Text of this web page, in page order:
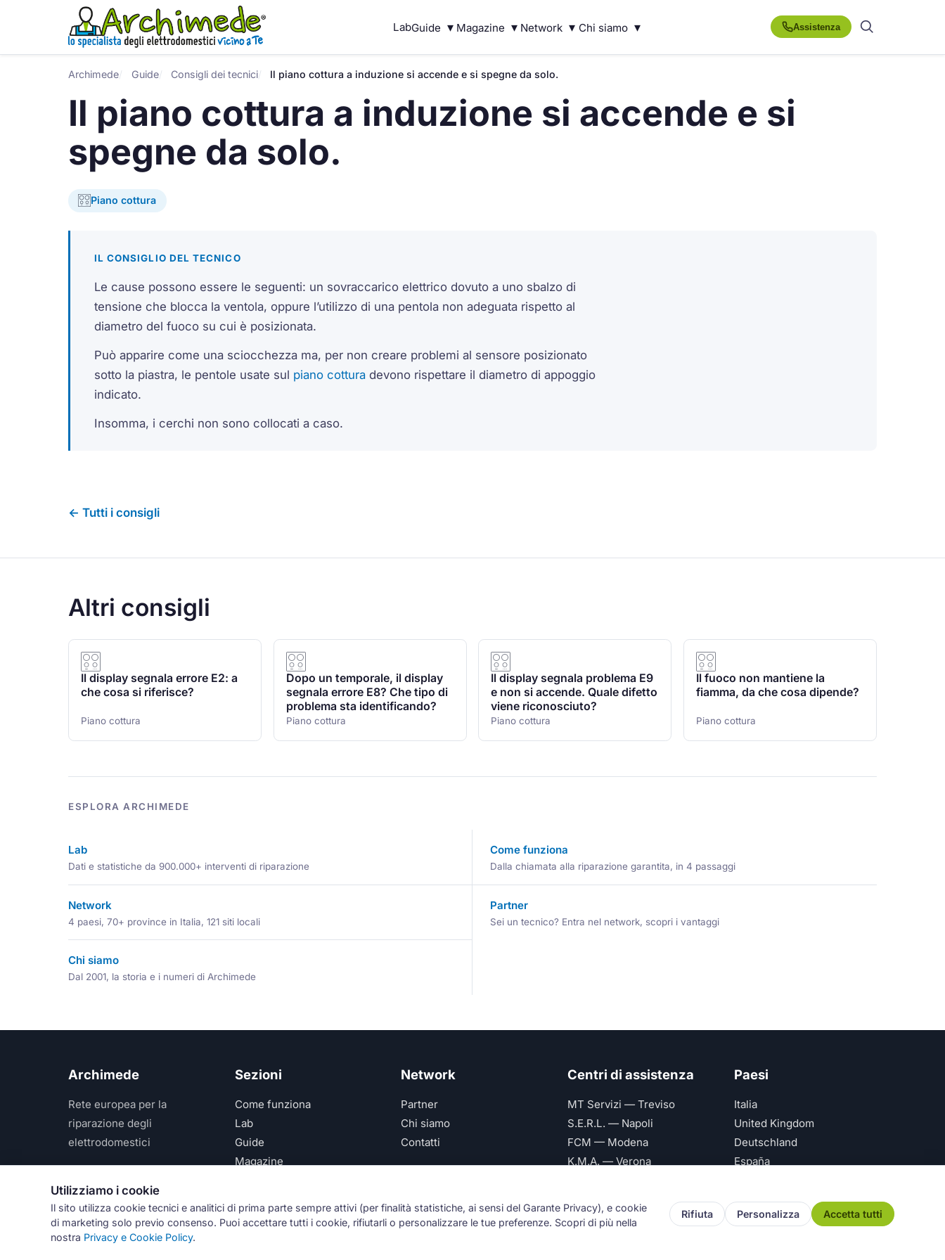
LabGuide ▾ Magazine ▾ Network ▾ Chi siamo ▾ Assistenza
Archimede Guide Consigli dei tecnici Il piano cottura a induzione si accende e si spegne da solo.
Il piano cottura a induzione si accende e si
spegne da solo.
Piano cottura
IL CONSIGLIO DEL TECNICO
Le cause possono essere le seguenti: un sovraccarico elettrico dovuto a uno sbalzo di
tensione che blocca la ventola, oppure l’utilizzo di una pentola non adeguata rispetto al
diametro del fuoco su cui è posizionata.
Può apparire come una sciocchezza ma, per non creare problemi al sensore posizionato
sotto la piastra, le pentole usate sul piano cotturadevono rispettare il diametro di appoggio
indicato.
Insomma, i cerchi non sono collocati a caso.
← Tutti i consigli
Altri consigli
Il display segnala errore E2: a
che cosa si riferisce?
Piano cottura
Dopo un temporale, il display
segnala errore E8? Che tipo di
problema sta identificando?
Piano cottura
Il display segnala problema E9
e non si accende. Quale difetto
viene riconosciuto?
Piano cottura
Il fuoco non mantiene la
fiamma, da che cosa dipende?
Piano cottura
ESPLORA ARCHIMEDE
Lab
Dati e statistiche da 900.000+ interventi di riparazione
Come funziona
Dalla chiamata alla riparazione garantita, in 4 passaggi
Network
4 paesi, 70+ province in Italia, 121 siti locali
Partner
Sei un tecnico? Entra nel network, scopri i vantaggi
Chi siamo
Dal 2001, la storia e i numeri di Archimede
Archimede
Rete europea per la
riparazione degli
elettrodomestici
2520
Sezioni
Come funziona
Lab
Guide
Magazine
Network
Partner
Chi siamo
Contatti
Centri di assistenza
MT Servizi — Treviso
S.E.R.L. — Napoli
FCM — Modena
K.M.A. — Verona
Paesi
Italia
United Kingdom
Deutschland
España
Utilizziamo i cookie
Il sito utilizza cookie tecnici e analitici di prima parte sempre attivi (per finalità statistiche, ai sensi del Garante Privacy), e cookie
di marketing solo previo consenso. Puoi accettare tutti i cookie, rifiutarli o personalizzare le tue preferenze. Scopri di più nella
nostra Privacy e Cookie Policy.
Rifiuta Personalizza Accetta tutti